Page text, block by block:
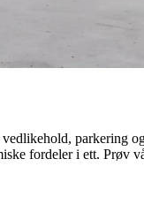
parkering
fordeler i ett. Prøv